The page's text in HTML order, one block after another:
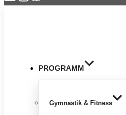
PROGRAMM
Gymnastik & Fitness